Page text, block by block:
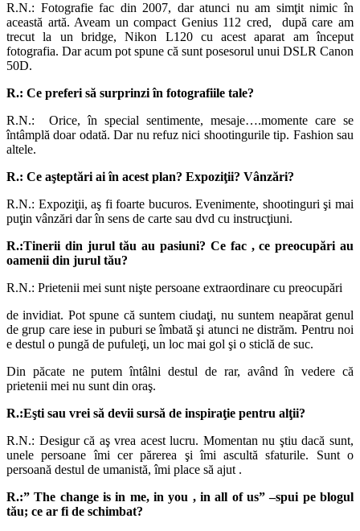
R.N.: Fotografie fac din 2007, dar atunci nu am simţit nimic în
această artă. Aveam un compact Genius 112 cred, după care am
trecut la un bridge, Nikon L120 cu acest aparat am început
fotografia. Dar acum pot spune că sunt posesorul unui DSLR Canon
50D.
R.: Ce preferi să surprinzi în fotografiile tale?
R.N.: Orice, în special sentimente, mesaje….momente care se
întâmplă doar odată. Dar nu refuz nici shootingurile tip. Fashion sau
altele.
R.: Ce aşteptări ai în acest plan? Expoziţii? Vânzări?
R.N.: Expoziţii, aş fi foarte bucuros. Evenimente, shootinguri şi mai
puţin vânzări dar în sens de carte sau dvd cu instrucţiuni.
R.:Tinerii din jurul tău au pasiuni? Ce fac , ce preocupări au
oamenii din jurul tău?
R.N.: Prietenii mei sunt nişte persoane extraordinare cu preocupări
de invidiat. Pot spune că suntem ciudaţi, nu suntem neapărat genul
de grup care iese in puburi se îmbată şi atunci ne distrăm. Pentru noi
e destul o pungă de pufuleţi, un loc mai gol şi o sticlă de suc.
Din păcate ne putem întâlni destul de rar, având în vedere că
prietenii mei nu sunt din oraş.
R.:Eşti sau vrei să devii sursă de inspiraţie pentru alţii?
R.N.: Desigur că aş vrea acest lucru. Momentan nu ştiu dacă sunt,
unele persoane îmi cer părerea şi îmi ascultă sfaturile. Sunt o
persoană destul de umanistă, îmi place să ajut .
R.:” The change is in me, in you , in all of us” –spui pe blogul
tău; ce ar fi de schimbat?